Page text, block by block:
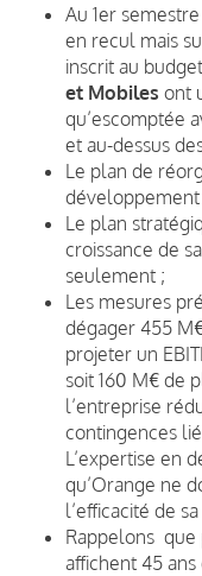
Au 1er
en recul mais
inscrit au
et Mobiles ont
qu’escomptée
et au-dessus
Le plan de
développement
Le plan
croissance de
seulement ;
Les mesures
dégager 455
projeter un
soit 160 M€ de
l’entreprise
contingences
L’expertise en
qu’Orange ne
l’efficacité de
Rappelons que
affichent 45 ans